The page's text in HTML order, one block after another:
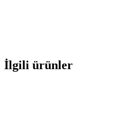
İlgili ürünler